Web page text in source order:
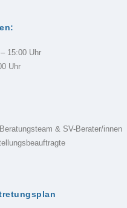
15:00 Uhr
Uhr
& SV-Berater/innen